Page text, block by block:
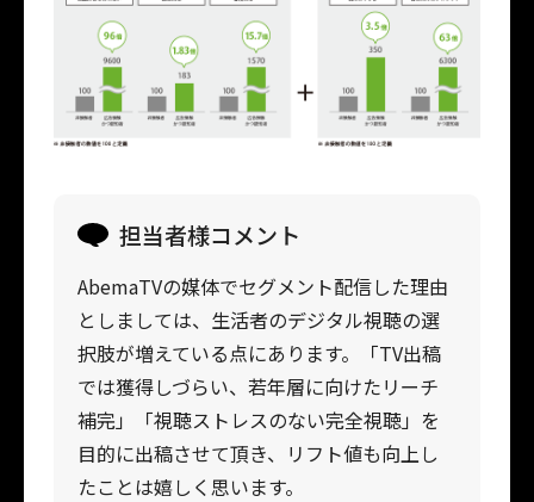
担当者様コメント
AbemaTVの媒体でセグメント配信した理由
としましては、生活者のデジタル視聴の選
択肢が増えている点にあります。「TV出稿
では獲得しづらい、若年層に向けたリーチ
補完」「視聴ストレスのない完全視聴」を
目的に出稿させて頂き、リフト値も向上し
たことは嬉しく思います。